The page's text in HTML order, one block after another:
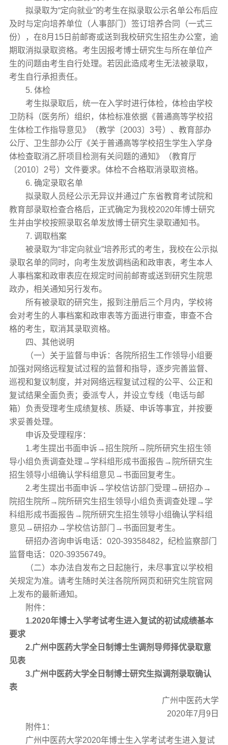
拟录取为“定向就业”的考生在拟录取公示名单公布后应
及时与定向培养单位（人事部门）签订培养合同（一式三
份），在8月15日前邮寄或送到我校研究生招生办公室，逾
期取消拟录取资格。考生因报考博士研究生与所在单位产
生的问题由考生自行处理。若因此造成考生无法被录取，
考生自行承担责任。
5. 体检
考生拟录取后，统一在入学时进行体检，体检由学校
卫防科（医务所）组织，体检标准依据《普通高等学校招
生体检工作指导意见》（教学〔2003〕3号）、教育部办
公厅、卫生部办公厅《关于普通高等学校招生学生入学身
体检查取消乙肝项目检测有关问题的通知》（教育厅
〔2010〕2号）文件要求。体检不合格取消录取资格。
6. 确定录取名单
拟录取人员经公示无异议并通过广东省教育考试院和
教育部录取检查合格后，正式确定为我校2020年博士研究
生并由学校按照录取名单发放博士研究生录取通知书。
7. 调取档案
被录取为“非定向就业”培养形式的考生，我校在公示拟
录取名单的同时，向考生发放调档函和政审表，考生本人
人事档案和政审表应在规定时间前邮寄或送到研究生院思
政办，相关通知另行发布。
所有被录取的研究生，报到注册后三个月内，学校将
会对考生的人事档案和政审表等方面进行审查，审查不合
格的考生，取消其录取资格。
四、其他说明
（一）关于监督与申诉：各院所招生工作领导小组要
加强对网络远程复试过程的监督和指导，逐步完善监督、
巡视和复议制度，并对网络远程复试过程的公平、公正和
复试结果全面负责；委派专人，并设立专线（电话与邮
箱）负责受理考生成绩复核、质疑、申诉等事宜，并按要
求妥善处理。
申诉及受理程序：
1.考生提出书面申诉→招生院所→院所研究生招生领
导小组负责调查处理→学科组形成书面报告→院所研究生
招生领导小组确认学科组意见→书面回复考生。
2.考生提出书面申诉→学校信访部门受理→研招办→
院招生院所→院所研究生招生领导小组负责调查处理→学
科组形成书面报告→院所研究生招生领导小组确认学科组
意见→研招办→学校信访部门→书面回复考生。
研招办咨询申诉电话：020-39358482，纪检监察部门
监督电话：020-39356749。
（二）本办法自发布之日起施行，未尽事宜以学校相
关规定为准。请考生随时关注各院所网页和研究生院官网
上发布的最新通知。
附件：
1.2020年博士入学考试考生进入复试的初试成绩基本
要求
2.广州中医药大学全日制博士生调剂导师择优录取意
见表
3.广州中医药大学全日制博士研究生拟调剂录取确认
表
广州中医药大学
2020年7月9日
附件1：
广州中医药大学2020年博士生入学考试考生进入复试